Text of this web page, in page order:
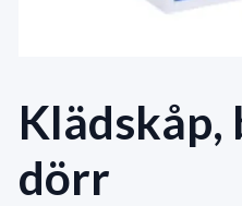
Klädskåp,
dörr